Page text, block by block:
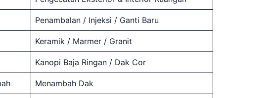
Penambalan / Injeksi / Ganti Baru
Keramik / Marmer / Granit
Kanopi Baja Ringan / Dak Cor
Menambah Dak